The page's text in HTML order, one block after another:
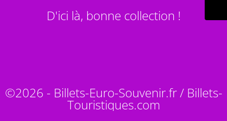
D'ici là, bonne collection !
©2026 - Billets-Euro-Souvenir.fr / Billets-
Touristiques.com